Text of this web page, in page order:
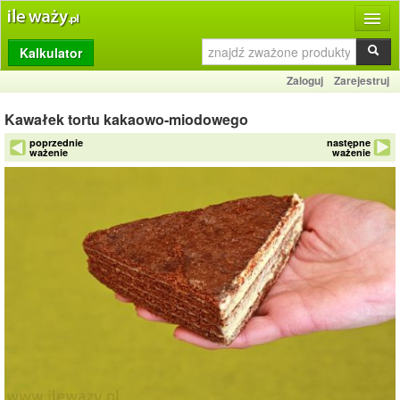
Produkty
Dziennik
Przelicznik
Porównywarka
Kalkulator
Zaloguj Zarejestruj
Kawałek tortu kakaowo-miodowego
poprzednie
ważenie
następne
ważenie